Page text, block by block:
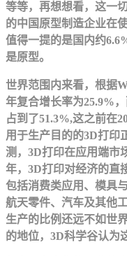
等等，再想想看，这一
的中国原型制造企业在
值得一提的是国内约
是原型。
世界范围内来看，根据
年复合增长率为25.9%
占到了51.3%,这之前在
用于生产目的的3D打印
测，3D打印在应用端市
年，3D打印对经济的直
包括消费类应用、模具
航天零件、汽车及其他
生产的比例还远不如世
的地位，3D科学谷认为